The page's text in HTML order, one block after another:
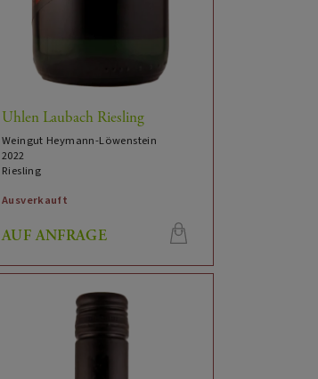
Uhlen Laubach Riesling
Weingut Heymann-Löwenstein
2022
Riesling
Ausverkauft
AUF ANFRAGE